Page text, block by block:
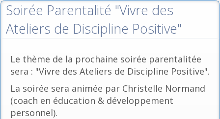
Soirée Parentalité "Vivre des
Ateliers de Discipline Positive"
Le thème de la prochaine soirée parentalitée
sera : "Vivre des Ateliers de Discipline Positive".
La soirée sera animée par Christelle Normand
(coach en éducation & développement
personnel).